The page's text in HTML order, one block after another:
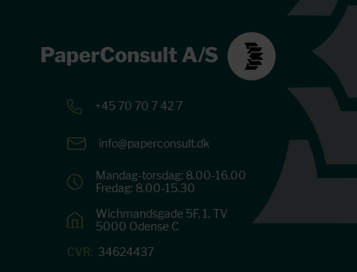
+45 70 70 7 42 7
info@paperconsult.dk
Mandag-torsdag: 8.00-16.00
Fredag: 8.00-15.30
Wichmandsgade 5F, 1. TV
5000 Odense C
CVR: 34624437